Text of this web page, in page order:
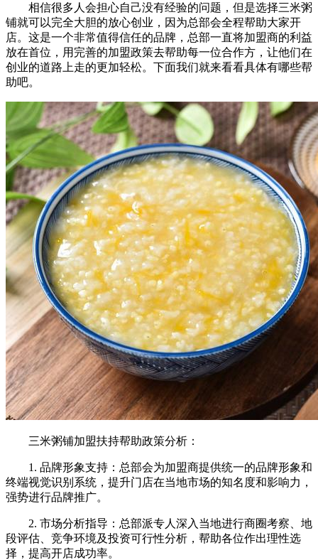
相信很多人会担心自己没有经验的问题，但是选择三米粥
铺就可以完全大胆的放心创业，因为总部会全程帮助大家开
店。这是一个非常值得信任的品牌，总部一直将加盟商的利益
放在首位，用完善的加盟政策去帮助每一位合作方，让他们在
创业的道路上走的更加轻松。下面我们就来看看具体有哪些帮
助吧。
三米粥铺加盟扶持帮助政策分析：
1. 品牌形象支持：总部会为加盟商提供统一的品牌形象和
终端视觉识别系统，提升门店在当地市场的知名度和影响力，
强势进行品牌推广。
2. 市场分析指导：总部派专人深入当地进行商圈考察、地
段评估、竞争环境及投资可行性分析，帮助各位作出理性选
择，提高开店成功率。